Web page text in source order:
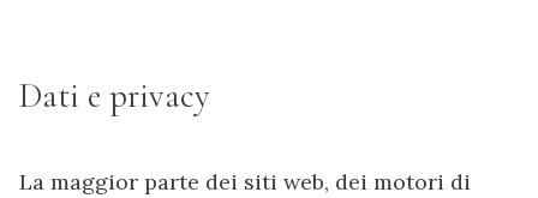
Dati e privacy
La maggior parte dei siti web, dei motori di